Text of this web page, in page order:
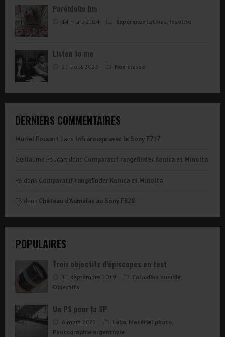
Paréidolie bis
14 mars 2024 Expérimentations Insolite
Listen to me
21 août 2023 Non classé
DERNIERS COMMENTAIRES
Muriel Foucart dans Infrarouge avec le Sony F717
Guillaume Foucartdans Comparatif rangefinder Konica et Minolta
FB dans Comparatif rangefinder Konica et Minolta
FB dans Château d’Aumelas au Sony F828
POPULAIRES
Trois objectifs d’épiscopes en test
11 septembre 2019 Collodion humide
Objectifs
Un PS pour la SP
6 mars 2022 Labo Matériel photo
Photographie argentique